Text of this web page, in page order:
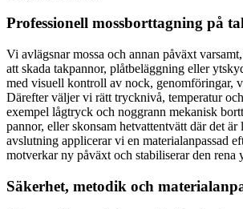
Professionell mossborttagning på
Vi avlägsnar mossa och annan påväxt
att skada takpannor, plåtbeläggning eller
med visuell kontroll av nock, genomföringar,
Därefter väljer vi rätt trycknivå, temperatur
exempel lågtryck och noggrann mekanisk
pannor, eller skonsam hetvattentvätt där det
avslutning applicerar vi en materialanpassad
motverkar ny påväxt och stabiliserar den rena
Säkerhet, metodik och